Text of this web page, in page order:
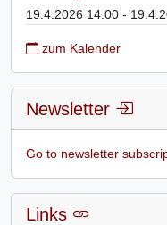
19.4.2026 14:00 -
zum Kalender
Newsletter
Go to newsletter
Links